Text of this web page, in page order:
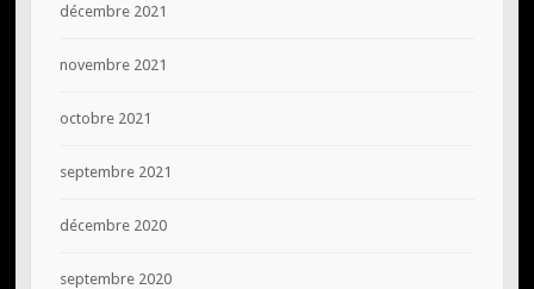
décembre 2021
novembre 2021
octobre 2021
septembre 2021
décembre 2020
septembre 2020